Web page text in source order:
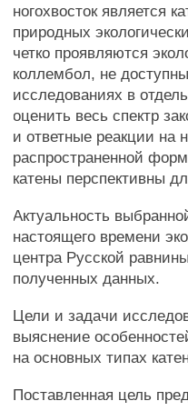
ногохвосток является
природных
четко проявляются
коллембол, не
исследованиях в
оценить весь спектр
и ответные реакции на
распространенной
катены перспективны
Актуальность
настоящего времени
центра Русской
полученных данных.
Цели и задачи
выяснение
на основных типах
Поставленная цель